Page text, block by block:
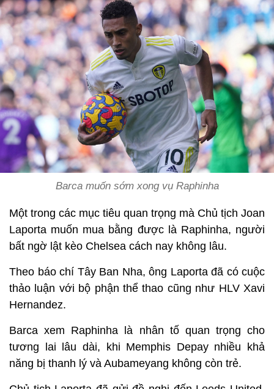
Barca muốn sớm xong vụ Raphinha
Một trong các mục tiêu quan trọng mà Chủ tịch Joan
Laporta muốn mua bằng được là Raphinha, người
bất ngờ lật kèo Chelsea cách nay không lâu.
Theo báo chí Tây Ban Nha, ông Laporta đã có cuộc
thảo luận với bộ phận thể thao cũng như HLV Xavi
Hernandez.
Barca xem Raphinha là nhân tố quan trọng cho
tương lai lâu dài, khi Memphis Depay nhiều khả
năng bị thanh lý và Aubameyang không còn trẻ.